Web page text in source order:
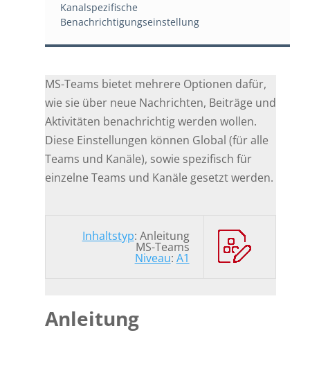
Kanalspezifische
Benachrichtigungseinstellung
MS-Teams bietet mehrere Optionen dafür,
wie sie über neue Nachrichten, Beiträge und
Aktivitäten benachrichtig werden wollen.
Diese Einstellungen können Global (für alle
Teams und Kanäle), sowie spezifisch für
einzelne Teams und Kanäle gesetzt werden.
Inhaltstyp: Anleitung
MS-Teams
Niveau: A1
Anleitung